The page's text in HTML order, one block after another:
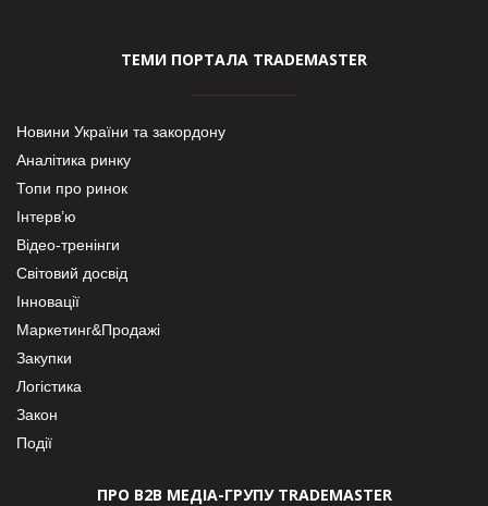
ТЕМИ ПОРТАЛА TRADEMASTER
Новини України та закордону
Аналітика ринку
Топи про ринок
Інтерв’ю
Відео-тренінги
Світовий досвід
Інновації
Маркетинг&Продажі
Закупки
Логістика
Закон
Події
ПРО В2В МЕДІА-ГРУПУ TRADEMASTER